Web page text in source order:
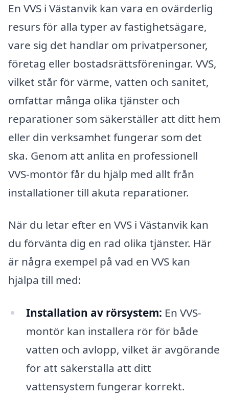
En VVS i Västanvik kan vara en ovärderlig
resurs för alla typer av fastighetsägare,
vare sig det handlar om privatpersoner,
företag eller bostadsrättsföreningar. VVS,
vilket står för värme, vatten och sanitet,
omfattar många olika tjänster och
reparationer som säkerställer att ditt hem
eller din verksamhet fungerar som det
ska. Genom att anlita en professionell
VVS-montör får du hjälp med allt från
installationer till akuta reparationer.
När du letar efter en VVS i Västanvik kan
du förvänta dig en rad olika tjänster. Här
är några exempel på vad en VVS kan
hjälpa till med:
Installation av rörsystem: En VVS-
montör kan installera rör för både
vatten och avlopp, vilket är avgörande
för att säkerställa att ditt
vattensystem fungerar korrekt.